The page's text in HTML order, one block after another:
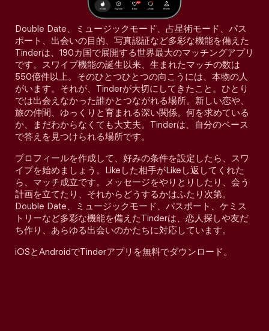
Double Date、ミュージックモード、占星術モード、パス
ポート、出会いの目的、写真認証など多彩な機能を備えた
Tinderは、190カ国で展開する世界最大のマッチングアプリ
です。スワイプ機能の誕生以来、生まれたマッチの数は
550億件以上。そのひとつひとつの向こうには、本物の人
がいます。それが、Tinderが大切にしてきたこと。ひとり
では出会えなかった誰かとつながれる場所。新しい恋や、
旅の仲間、ゆっくりと育まれる深い関係。何を求めている
か、まだわからなくても大丈夫。Tinderは、自分のペース
で答えを見つけられる場所です。
プロフィールを作成して、好みの条件を設定したら、スワ
イプを始めましょう。Likeした相手がLikeし返してくれた
ら、マッチ成立です。メッセージをやりとりしたり、会う
計画を立てたり、それからどうするかはふたり次第。
Double Date、ミュージックモード、パスポート、ケミス
トリーなど多彩な機能を備えたTinderは、恋人探しや友だ
ち作り、あらゆる出会いのかたちに対応しています。
iOSとAndroidでTinderアプリを無料でダウンロード。